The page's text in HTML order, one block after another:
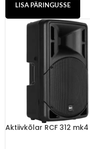
LISA PÄRINGUSSE
Aktiivkõlar RCF 312 mk4